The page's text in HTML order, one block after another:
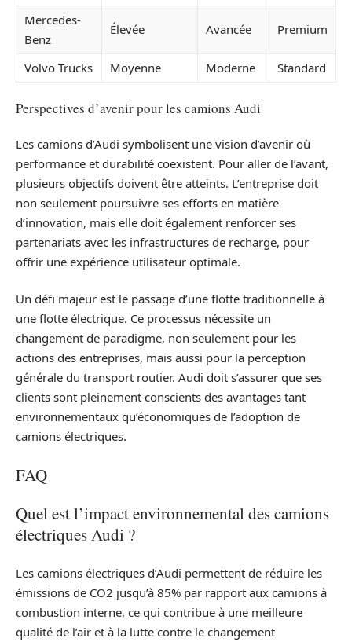
Mercedes-
Benz
Élevée Avancée Premium
Volvo Trucks Moyenne Moderne Standard
Perspectives d’avenir pour les camions Audi
Les camions d’Audi symbolisent une vision d’avenir où
performance et durabilité coexistent. Pour aller de l’avant,
plusieurs objectifs doivent être atteints. L’entreprise doit
non seulement poursuivre ses efforts en matière
d’innovation, mais elle doit également renforcer ses
partenariats avec les infrastructures de recharge, pour
offrir une expérience utilisateur optimale.
Un défi majeur est le passage d’une flotte traditionnelle à
une flotte électrique. Ce processus nécessite un
changement de paradigme, non seulement pour les
actions des entreprises, mais aussi pour la perception
générale du transport routier. Audi doit s’assurer que ses
clients sont pleinement conscients des avantages tant
environnementaux qu’économiques de l’adoption de
camions électriques.
FAQ
Quel est l’impact environnemental des camions
électriques Audi ?
Les camions électriques d’Audi permettent de réduire les
émissions de CO2 jusqu’à 85% par rapport aux camions à
combustion interne, ce qui contribue à une meilleure
qualité de l’air et à la lutte contre le changement